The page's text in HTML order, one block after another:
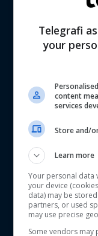
Telegrafi
your
content
services
Store and/
Learn more
Your personal data
your device
data) may be
partners, or used
may use precise
Some vendors